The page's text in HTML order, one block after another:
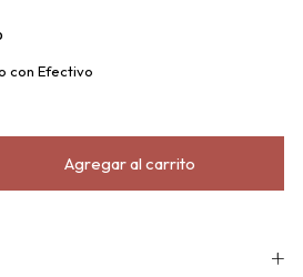
con Efectivo